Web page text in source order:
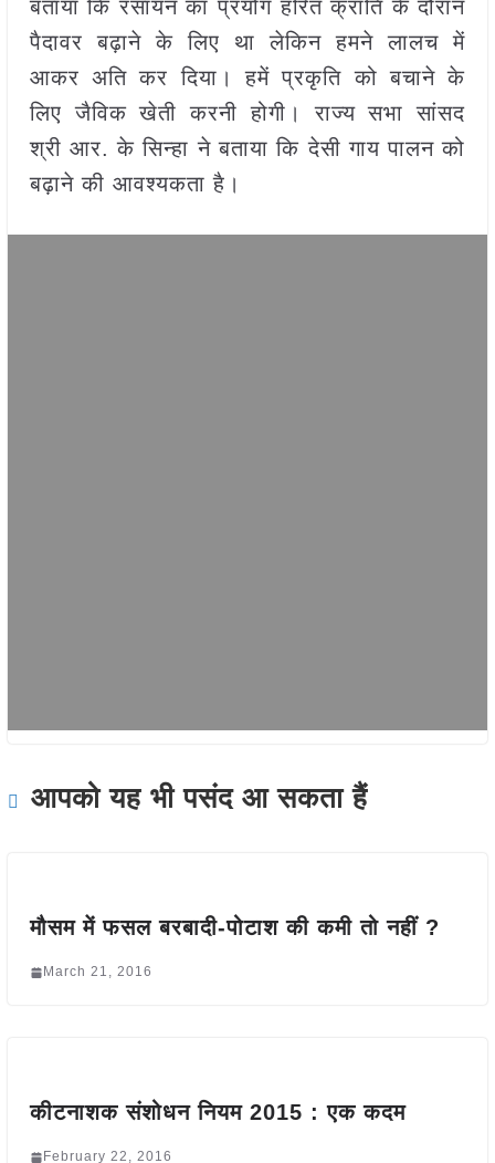
बताया कि रसायन का प्रयोग हरित क्रांति के दौरान
पैदावर बढ़ाने के लिए था लेकिन हमने लालच में
आकर अति कर दिया। हमें प्रकृति को बचाने के
लिए जैविक खेती करनी होगी। राज्य सभा सांसद
श्री आर. के सिन्हा ने बताया कि देसी गाय पालन को
बढ़ाने की आवश्यकता है।
आपको यह भी पसंद आ सकता हैं
मौसम में फसल बरबादी-पोटाश की कमी तो नहीं ?
March 21, 2016
कीटनाशक संशोधन नियम 2015 : एक कदम
February 22, 2016